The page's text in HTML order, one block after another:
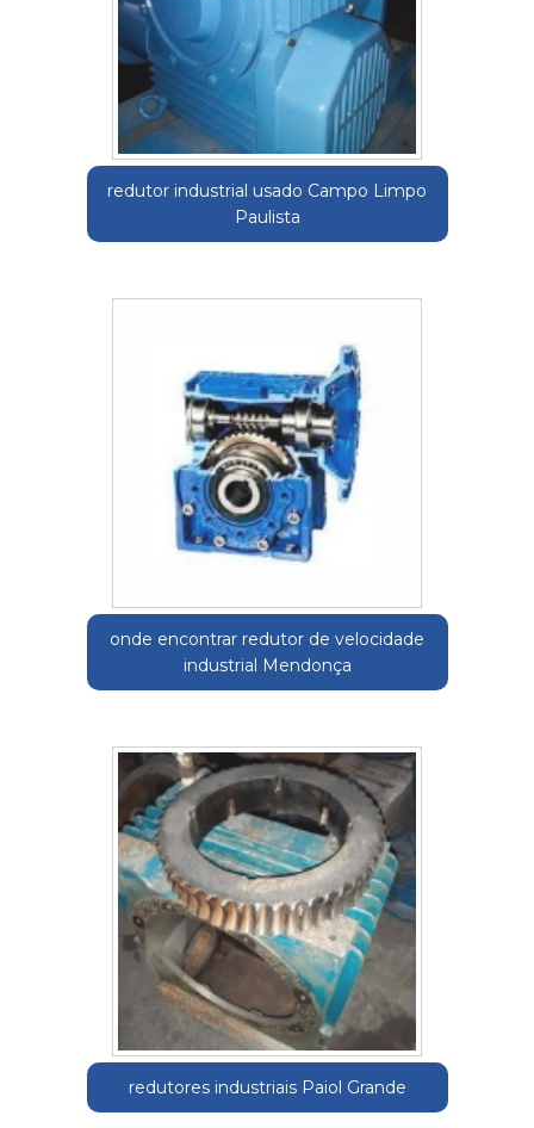
redutor industrial usado Campo Limpo
Paulista
onde encontrar redutor de velocidade
industrial Mendonça
redutores industriais Paiol Grande